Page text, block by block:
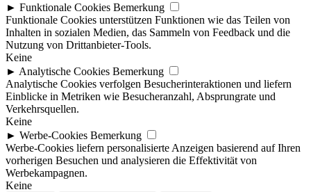
► Funktionale Cookies Bemerkung
Funktionale Cookies unterstützen Funktionen wie das Teilen von
Inhalten in sozialen Medien, das Sammeln von Feedback und die
Nutzung von Drittanbieter-Tools.
Keine
► Analytische Cookies Bemerkung
Analytische Cookies verfolgen Besucherinteraktionen und liefern
Einblicke in Metriken wie Besucheranzahl, Absprungrate und
Verkehrsquellen.
Keine
► Werbe-Cookies Bemerkung
Werbe-Cookies liefern personalisierte Anzeigen basierend auf Ihren
vorherigen Besuchen und analysieren die Effektivität von
Werbekampagnen.
Keine